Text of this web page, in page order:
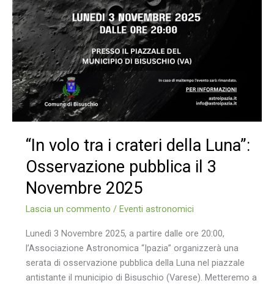
“In volo tra i crateri della Luna”:
Osservazione pubblica il 3
Novembre 2025
Lascia un commento / Eventi astronomici
Lunedì 3 Novembre 2025, a partire dalle ore 20:00,
l’Associazione Astronomica “Ipazia” organizzerà una
serata di osservazione pubblica della Luna nel piazzale
antistante il municipio di Bisuschio (Varese). Metteremo a